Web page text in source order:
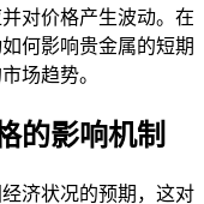
对价格产生波动。在
何影响贵金属的短期
场趋势。
的影响机制
济状况的预期，这对